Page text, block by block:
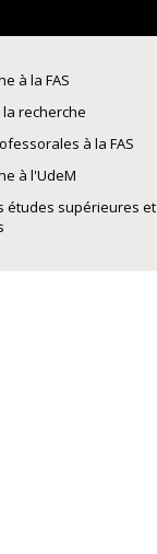
à la FAS
recherche
à la FAS
à l'UdeM
études supérieures et